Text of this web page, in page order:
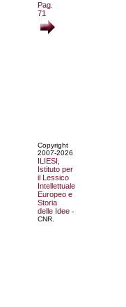
Pag.
71
Copyright
2007-2026
ILIESI,
Istituto per
il Lessico
Intellettuale
Europeo e
Storia
delle Idee -
CNR.